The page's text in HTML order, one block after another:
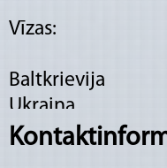
Vīzas:
Baltkrievija
Ukraina
Kazahstāna